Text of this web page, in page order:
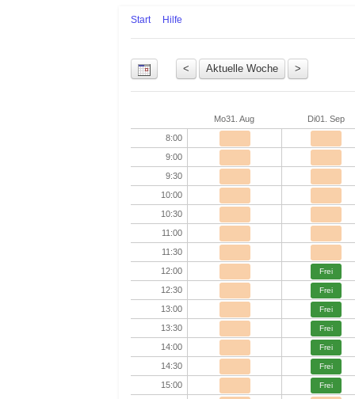
Start Hilfe
Mo31. Aug Di01. Sep
8:00
9:00
9:30
10:00
10:30
11:00
11:30
12:00
Frei
12:30 Frei
13:00 Frei
13:30 Frei
14:00 Frei
14:30 Frei
15:00 Frei